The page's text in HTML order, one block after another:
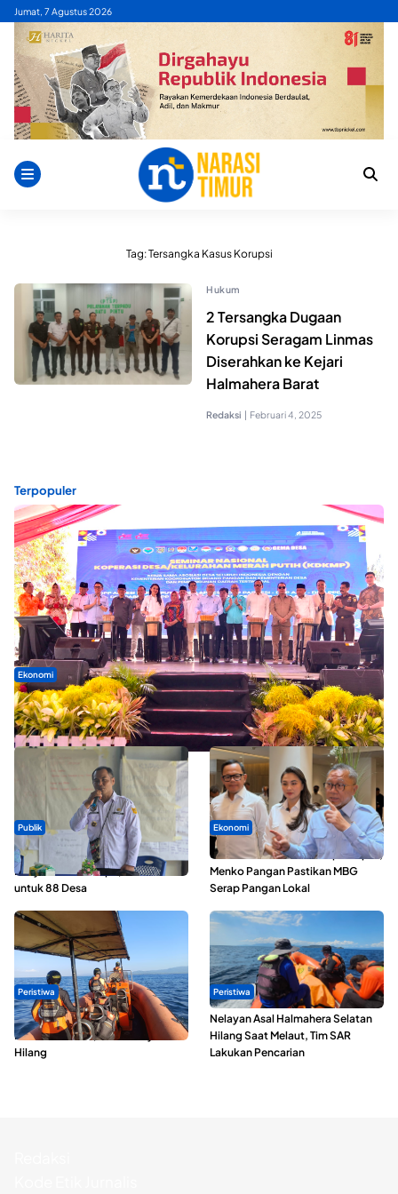
Skip
content
Jumat, 7 Agustus 2026
Tag:Tersangka Kasus Korupsi
Hukum
2 Tersangka Dugaan
Korupsi Seragam Linmas
Diserahkan ke Kejari
Halmahera Barat
Redaksi | Februari 4, 2025
Terpopuler
Ekonomi
Seminar di Ternate, Mendes Perkuat Sinergi Percepatan
Kopdes Merah Putih
Publik
ABDESI Morotai Apresiasi
Penyaluran ADD Rp3,13 Miliar
untuk 88 Desa
Ekonomi
SPPG di Maluku Utara Dipercepat,
Menko Pangan Pastikan MBG
Serap Pangan Lokal
Peristiwa
Dua Longboat Bertabrakan di
Perairan Taliabu, Satu Nelayan
Hilang
Peristiwa
Nelayan Asal Halmahera Selatan
Hilang Saat Melaut, Tim SAR
Lakukan Pencarian